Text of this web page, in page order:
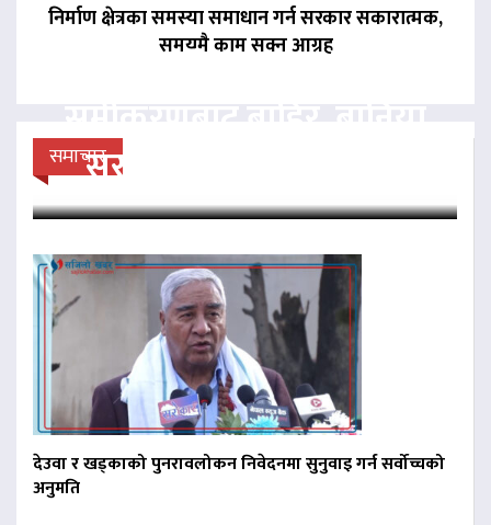
निर्माण क्षेत्रका समस्या समाधान गर्न सरकार सकारात्मक,
समयमै काम सक्न आग्रह
समाचार
बागमतीमा राप्रपा सत्ता
सरकार जोगाउने प्रयासमा
देउवा र खड्काको पुनरावलोकन निवेदनमा सुनुवाइ गर्न सर्वोच्चको
अनुमति